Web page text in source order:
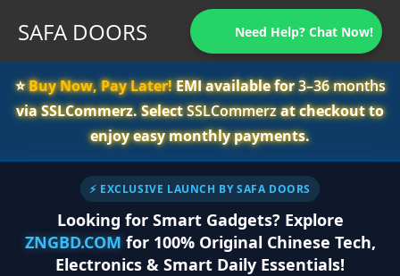
SAFA DOORS Need Help? Chat Now!
⭐️Buy Now, Pay Later!EMI available for3–36 months
via SSLCommerz. SelectSSLCommerzat checkout to
enjoy easy monthly payments.
⚡ EXCLUSIVE LAUNCH BY SAFA DOORS
Looking for Smart Gadgets? Explore
ZNGBD.COM for 100% Original Chinese Tech,
Electronics & Smart Daily Essentials!